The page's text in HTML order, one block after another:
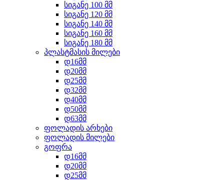
სიგანე 100 მმ
სიგანე 120 მმ
სიგანე 140 მმ
სიგანე 160 მმ
სიგანე 180 მმ
პლასტმასის მილები
დ16მმ
დ20მმ
დ25მმ
დ32მმ
დ40მმ
დ50მმ
დ63მმ
ფოლადის არხები
ფოლადის მილები
გოფრა
დ16მმ
დ20მმ
დ25მმ